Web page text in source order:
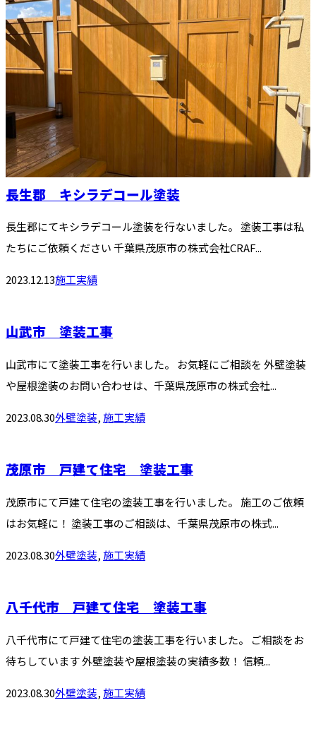
長生郡 キシラデコール塗装
長生郡にてキシラデコール塗装を行ないました。 塗装工事は私
たちにご依頼ください 千葉県茂原市の株式会社CRAF...
2023.12.13施工実績
山武市 塗装工事
山武市にて塗装工事を行いました。 お気軽にご相談を 外壁塗装
や屋根塗装のお問い合わせは、千葉県茂原市の株式会社...
2023.08.30外壁塗装,施工実績
茂原市 戸建て住宅 塗装工事
茂原市にて戸建て住宅の塗装工事を行いました。 施工のご依頼
はお気軽に！ 塗装工事のご相談は、千葉県茂原市の株式...
2023.08.30外壁塗装,施工実績
八千代市 戸建て住宅 塗装工事
八千代市にて戸建て住宅の塗装工事を行いました。 ご相談をお
待ちしています 外壁塗装や屋根塗装の実績多数！ 信頼...
2023.08.30外壁塗装,施工実績